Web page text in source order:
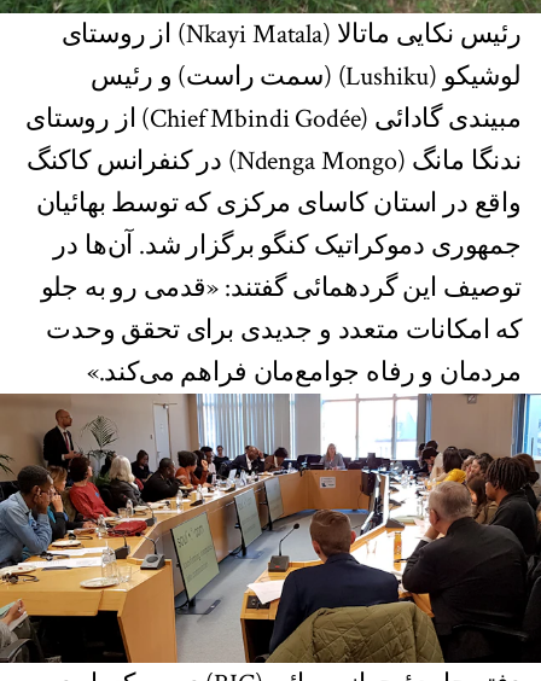
رئیس نکایی ماتالا (Nkayi Matala) از روستای
لوشیکو (Lushiku) (سمت راست) و رئیس
مبیندی گادائی (Chief Mbindi Godée) از روستای
ندنگا مانگ (Ndenga Mongo) در کنفرانس کاکنگ
واقع در استان کاسای مرکزی که توسط بهائیان
جمهوری دموکراتیک کنگو برگزار شد. آن‌ها در
توصیف این گردهمائی گفتند: «قدمی رو به جلو
که امکانات متعدد و جدیدی برای تحقق وحدت
مردمان و رفاه جوامع‌مان فراهم می‌کند.»